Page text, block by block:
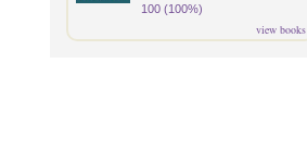
100 (100%)
view books